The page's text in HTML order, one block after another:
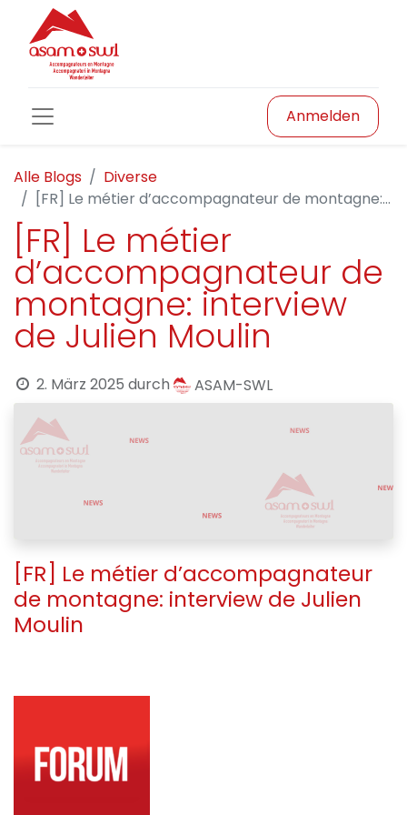
Anmelden
Alle Blogs
Diverse
[FR] Le métier d’accompagnateur de montagne: interview de Julien Moulin
[FR] Le métier
d’accompagnateur de
montagne: interview
de Julien Moulin
2. März 2025 durch ASAM-SWL
[FR] Le métier d’accompagnateur
de montagne: interview de Julien
Moulin